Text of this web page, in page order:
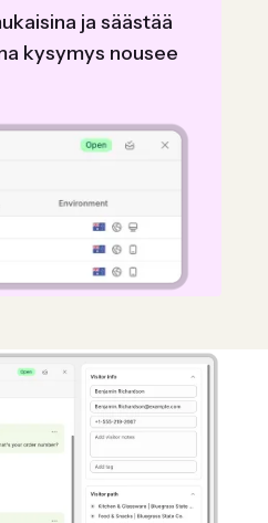
ja säästää
kysymys nousee